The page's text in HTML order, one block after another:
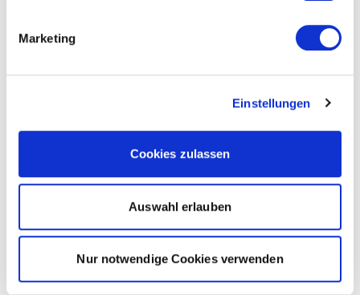
Marketing
Einstellungen
Cookies zulassen
Auswahl erlauben
Nur notwendige Cookies verwenden